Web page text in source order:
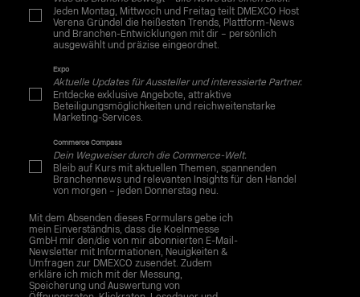
Jeden Montag, Mittwoch und Freitag teilt DMEXCO Host
Verena Gründel die heißesten Trends, Plattform-News
und Branchen-Entwicklungen mit dir – persönlich
ausgewählt und präzise eingeordnet.
Expo
Aktuelle Updates für Aussteller und interessierte Partner.
Entdecke exklusive Angebote, attraktive
Beteiligungsmöglichkeiten und reichweitenstarke
Marketing-Services.
Commerce Compass
Dein Wegweiser durch die Commerce-Welt.
Bleib auf Kurs mit aktuellen Themen, spannenden
Branchennews und relevanten Insights für den Handel
von morgen – jeden Donnerstag neu.
Mit dem Absenden dieses Formulars gebe ich
mein Einverständnis, dass die Koelnmesse
GmbH mir den/die von mir abonnierten E-Mail-
Newsletter mit Informationen, Neuigkeiten &
Umfragen zur DMEXCO zusendet. Zudem
erkläre ich mich mit der Messung,
Speicherung und Auswertung von